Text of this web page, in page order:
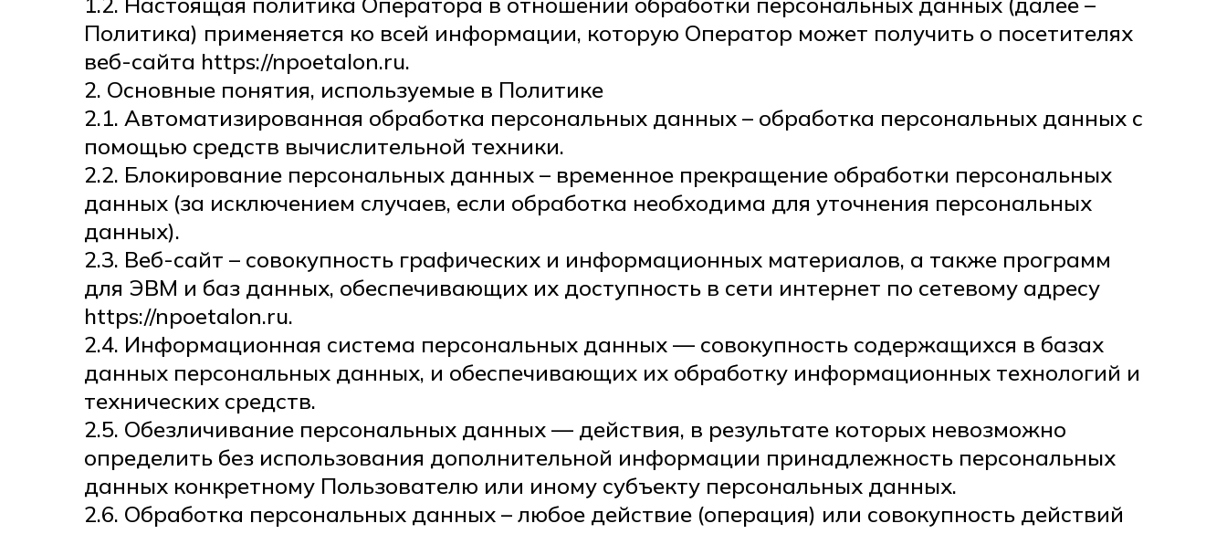
Политика) применяется ко всей информации, которую Оператор может получить о посетителях
веб-сайта https://npoetalon.ru.
2. Основные понятия, используемые в Политике
2.1. Автоматизированная обработка персональных данных – обработка персональных данных с
помощью средств вычислительной техники.
2.2. Блокирование персональных данных – временное прекращение обработки персональных
данных (за исключением случаев, если обработка необходима для уточнения персональных
данных).
2.3. Веб-сайт – совокупность графических и информационных материалов, а также программ
для ЭВМ и баз данных, обеспечивающих их доступность в сети интернет по сетевому адресу
https://npoetalon.ru.
2.4. Информационная система персональных данных — совокупность содержащихся в базах
данных персональных данных, и обеспечивающих их обработку информационных технологий и
технических средств.
2.5. Обезличивание персональных данных — действия, в результате которых невозможно
определить без использования дополнительной информации принадлежность персональных
данных конкретному Пользователю или иному субъекту персональных данных.
2.6. Обработка персональных данных – любое действие (операция) или совокупность действий